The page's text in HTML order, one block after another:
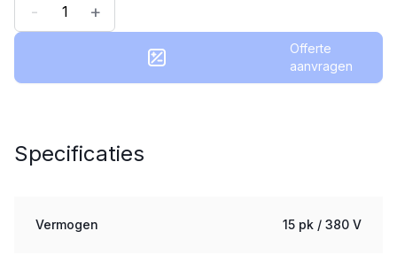
- +
Offerte
aanvragen
Specificaties
Vermogen 15 pk / 380 V